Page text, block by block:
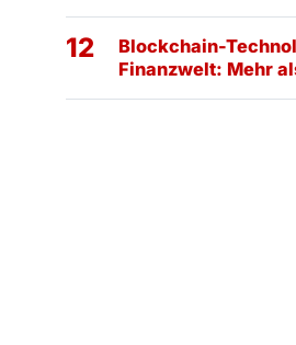
12
Blockchain-
Finanzwelt: Mehr